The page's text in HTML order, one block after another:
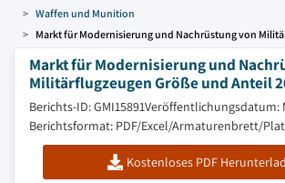
Waffen und Munition
Markt für Modernisierung und Nachrüstung von
Markt für Modernisierung und
Militärflugzeugen Größe und Anteil
Berichts-ID: GMI15891Veröffentlichungsdatum:
Berichtsformat: PDF/Excel/Armaturenbrett/
Kostenloses PDF